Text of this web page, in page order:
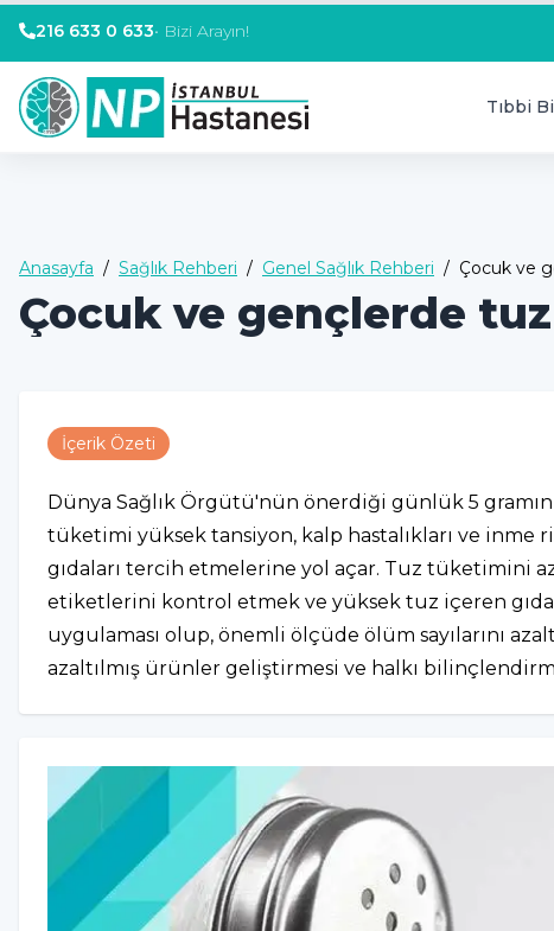
216 633 0 633• Bizi Arayın!
Tıbbi
Anasayfa / Sağlık Rehberi / Genel Sağlık Rehberi / Çocuk ve
Çocuk ve gençlerde
İçerik Özeti
Dünya Sağlık Örgütü'nün önerdiği günlük 5
tüketimi yüksek tansiyon, kalp hastalıkları ve inme
gıdaları tercih etmelerine yol açar. Tuz tüketimini
etiketlerini kontrol etmek ve yüksek tuz içeren
uygulaması olup, önemli ölçüde ölüm sayılarını
azaltılmış ürünler geliştirmesi ve halkı